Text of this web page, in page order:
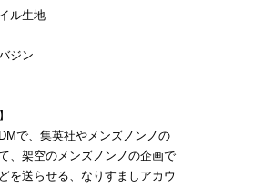
ル生地
ジン
で、集英社やメンズノンノの
、架空のメンズノンノの企画で
を送らせる、なりすましアカウ